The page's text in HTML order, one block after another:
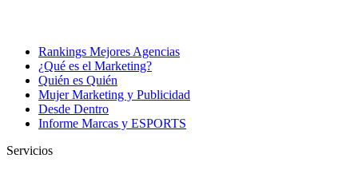
Rankings Mejores Agencias
¿Qué es el Marketing?
Quién es Quién
Mujer Marketing y Publicidad
Desde Dentro
Informe Marcas y ESPORTS
Servicios